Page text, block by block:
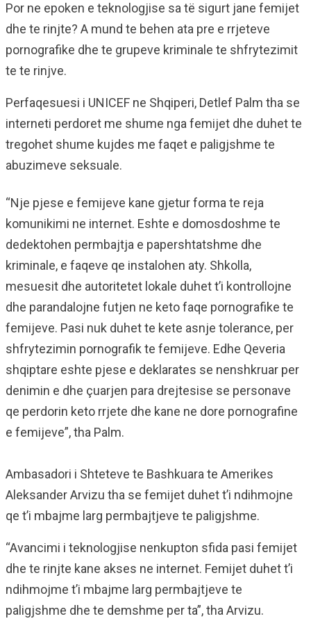
Por ne epoken e teknologjise sa të sigurt jane femijet
dhe te rinjte? A mund te behen ata pre e rrjeteve
pornografike dhe te grupeve kriminale te shfrytezimit
te te rinjve.
Perfaqesuesi i UNICEF ne Shqiperi, Detlef Palm tha se
interneti perdoret me shume nga femijet dhe duhet te
tregohet shume kujdes me faqet e paligjshme te
abuzimeve seksuale.
“Nje pjese e femijeve kane gjetur forma te reja
komunikimi ne internet. Eshte e domosdoshme te
dedektohen permbajtja e papershtatshme dhe
kriminale, e faqeve qe instalohen aty. Shkolla,
mesuesit dhe autoritetet lokale duhet t’i kontrollojne
dhe parandalojne futjen ne keto faqe pornografike te
femijeve. Pasi nuk duhet te kete asnje tolerance, per
shfrytezimin pornografik te femijeve. Edhe Qeveria
shqiptare eshte pjese e deklarates se nenshkruar per
denimin e dhe çuarjen para drejtesise se personave
qe perdorin keto rrjete dhe kane ne dore pornografine
e femijeve”, tha Palm.
Ambasadori i Shteteve te Bashkuara te Amerikes
Aleksander Arvizu tha se femijet duhet t’i ndihmojne
qe t’i mbajme larg permbajtjeve te paligjshme.
“Avancimi i teknologjise nenkupton sfida pasi femijet
dhe te rinjte kane akses ne internet. Femijet duhet t’i
ndihmojme t’i mbajme larg permbajtjeve te
paligjshme dhe te demshme per ta”, tha Arvizu.